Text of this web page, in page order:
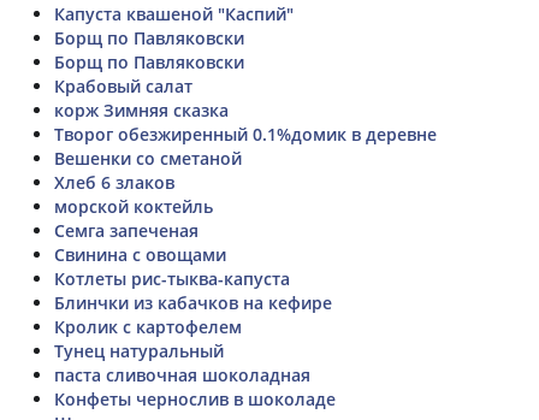
Капуста квашеной "Каспий"
Борщ по Павляковски
Борщ по Павляковски
Крабовый салат
корж Зимняя сказка
Творог обезжиренный 0.1%домик в деревне
Вешенки со сметаной
Хлеб 6 злаков
морской коктейль
Семга запеченая
Свинина с овощами
Котлеты рис-тыква-капуста
Блинчки из кабачков на кефире
Кролик с картофелем
Тунец натуральный
паста сливочная шоколадная
Конфеты чернослив в шоколаде